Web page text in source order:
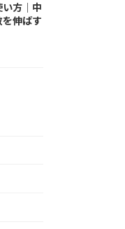
方｜中
伸ばす